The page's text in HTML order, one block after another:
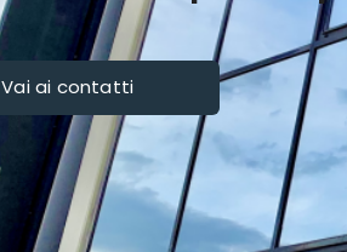
Vai ai contatti